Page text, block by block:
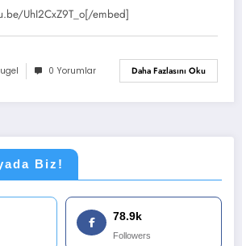
UhI2CxZ9T_o[/embed]
0 Yorumlar Daha Fazlasını Oku
Biz!
78.9k
Followers